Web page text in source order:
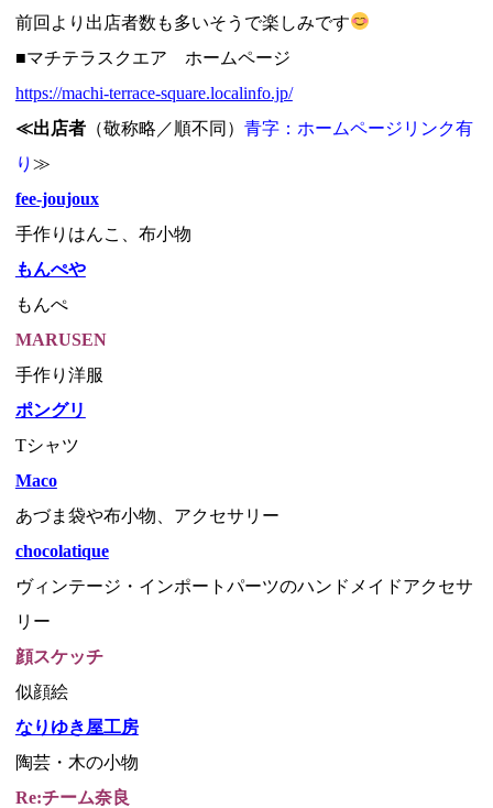
前回より出店者数も多いそうで楽しみです
■マチテラスクエア ホームページ
https://machi-terrace-square.localinfo.jp/
≪出店者（敬称略／順不同） 青字：ホームページリンク有
り ≫
fee-joujoux
手作りはんこ、布小物
もんぺや
もんぺ
MARUSEN
手作り洋服
ポングリ
Tシャツ
Maco
あづま袋や布小物、アクセサリー
chocolatique
ヴィンテージ・インポートパーツのハンドメイドアクセサ
リー
顔スケッチ
似顔絵
なりゆき屋工房
陶芸・木の小物
Re:チーム奈良